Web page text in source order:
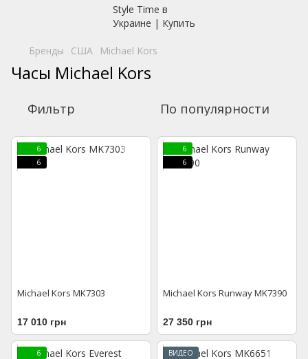
Бренды США Michael Kors
Часы Michael Kors
Фильтр По популярности
6
6
Michael Kors MK7303
17 010 грн
6
6
Michael Kors Runway MK7390
27 350 грн
6
ВИДЕО